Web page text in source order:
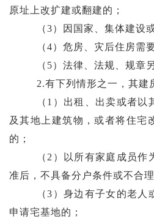
原址上改扩建或翻建的；
（3）因国家、集体建设
（4）危房、灾后住房需
（ 5）法律、法规、规章
2.有下列情形之一，其建
（ 1 ）出租、出卖或者以
及其地上建筑物，或者将住宅
的；
（ 2 ）以所有家庭成员作
准后，不具备分户条件或不合理
（3 ）身边有子女的老人
申请宅基地的；